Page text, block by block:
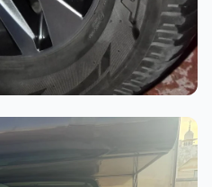
أثناء العمل